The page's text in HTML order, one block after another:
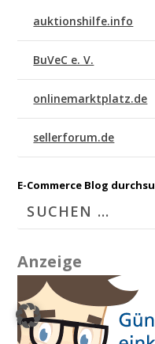
auktionshilfe.info
BuVeC e. V.
onlinemarktplatz.de
sellerforum.de
E-Commerce Blog
Anzeige